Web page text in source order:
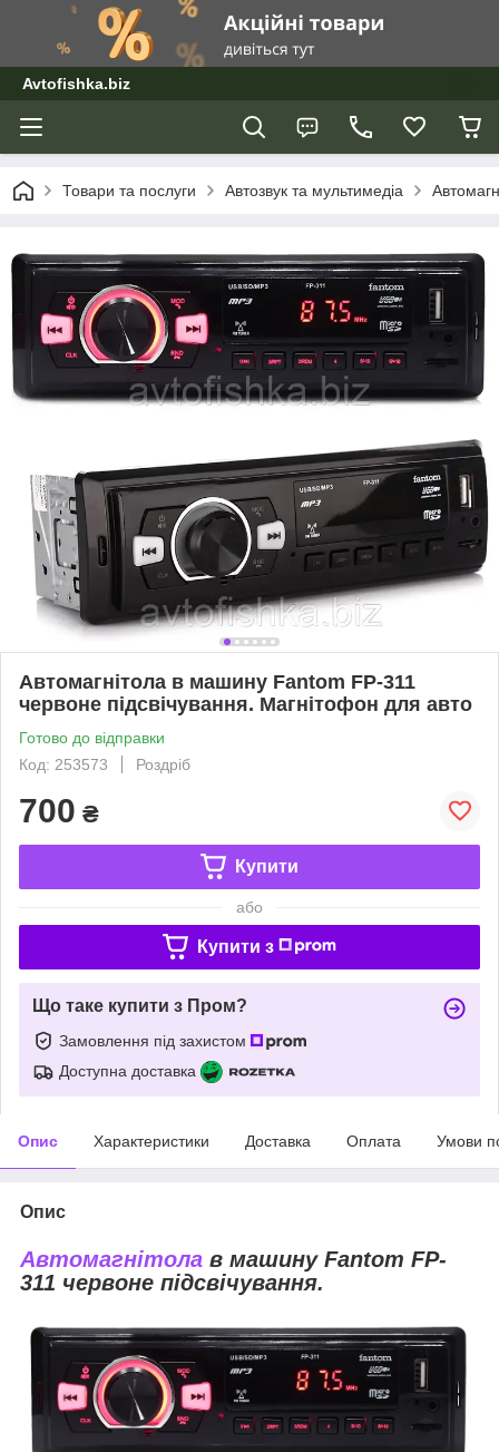
Avtofishka.biz
Товари та послуги Автозвук та мультимедіа
Автомагнітола в машину Fantom FP-311
червоне підсвічування. Магнітофон для авто
Готово до відправки
Код: 253573
Роздріб
700 ₴
Купити
або
Купити з
Що таке купити з Пром?
Замовлення під захистом
Доступна доставка
Опис Характеристики Доставка Оплата Умови
Опис
Автомагнітола в машину Fantom FP-
311 червоне підсвічування.